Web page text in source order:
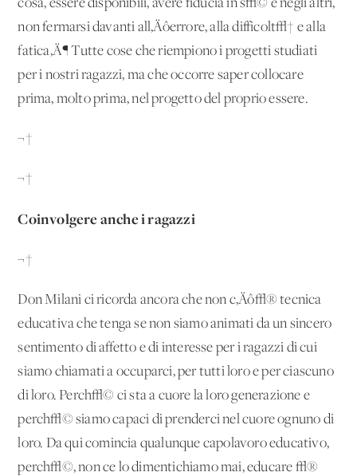
cosa, essere disponibili, avere fiducia in s√© e negli altri,
non fermarsi davanti all‚Äôerrore, alla difficolt√† e alla
fatica‚Ä¶ Tutte cose che riempiono i progetti studiati
per i nostri ragazzi, ma che occorre saper collocare
prima, molto prima, nel progetto del proprio essere.
¬†
¬†
Coinvolgere anche i ragazzi
¬†
Don Milani ci ricorda ancora che non c‚Äô√® tecnica
educativa che tenga se non siamo animati da un sincero
sentimento di affetto e di interesse per i ragazzi di cui
siamo chiamati a occuparci, per tutti loro e per ciascuno
di loro. Perch√© ci sta a cuore la loro generazione e
perch√© siamo capaci di prenderci nel cuore ognuno di
loro. Da qui comincia qualunque capolavoro educativo,
perch√©, non ce lo dimentichiamo mai, educare √®